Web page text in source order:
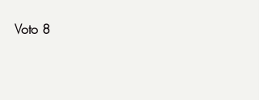
Voto 8